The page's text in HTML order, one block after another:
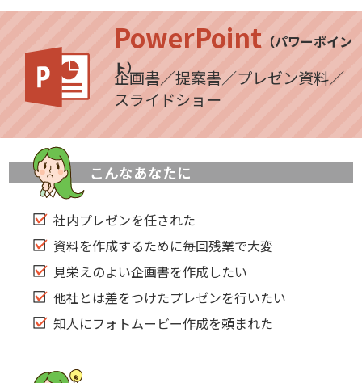
PowerPoint （パワーポイン
ト）
企画書／提案書／プレゼン資料／
スライドショー
こんなあなたに
社内プレゼンを任された
資料を作成するために毎回残業で大変
見栄えのよい企画書を作成したい
他社とは差をつけたプレゼンを行いたい
知人にフォトムービー作成を頼まれた